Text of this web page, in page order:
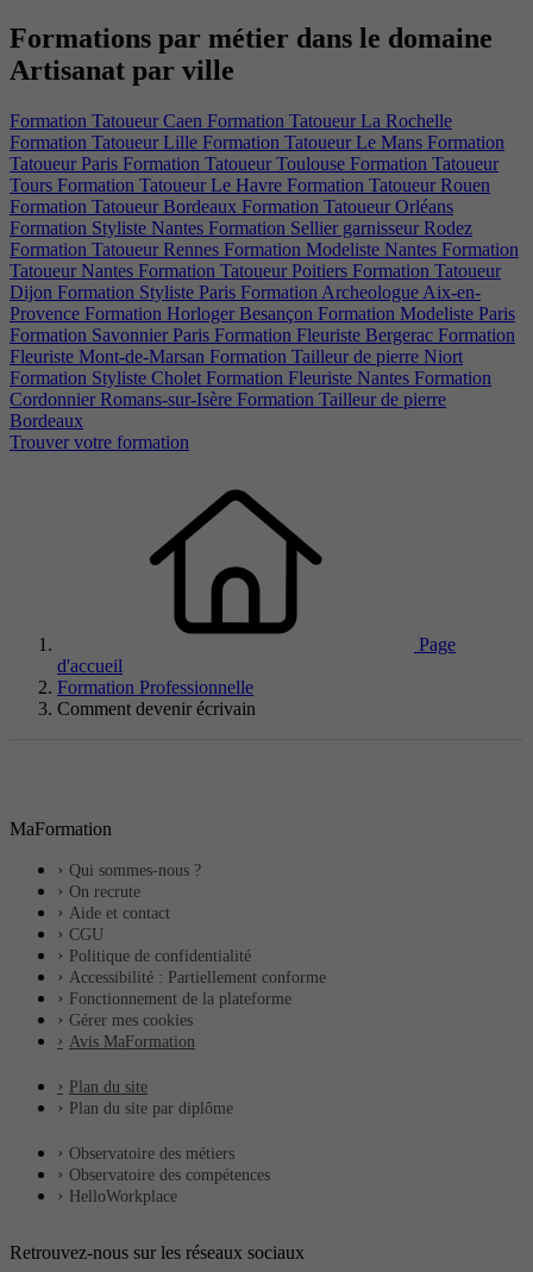
Formations par métier dans le domaine
Artisanat par ville​
Formation Tatoueur Caen Formation Tatoueur La Rochelle
Formation Tatoueur Lille Formation Tatoueur Le Mans Formation
Tatoueur Paris Formation Tatoueur Toulouse Formation Tatoueur
Tours Formation Tatoueur Le Havre Formation Tatoueur Rouen
Formation Tatoueur Bordeaux Formation Tatoueur Orléans
Formation Styliste Nantes Formation Sellier garnisseur Rodez
Formation Tatoueur Rennes Formation Modeliste Nantes Formation
Tatoueur Nantes Formation Tatoueur Poitiers Formation Tatoueur
Dijon Formation Styliste Paris Formation Archeologue Aix-en-
Provence Formation Horloger Besançon Formation Modeliste Paris
Formation Savonnier Paris Formation Fleuriste Bergerac Formation
Fleuriste Mont-de-Marsan Formation Tailleur de pierre Niort
Formation Styliste Cholet Formation Fleuriste Nantes Formation
Cordonnier Romans-sur-Isère Formation Tailleur de pierre
Bordeaux
Trouver votre formation
Page
d'accueil
Formation Professionnelle
Comment devenir écrivain
MaFormation
Qui sommes-nous ?
On recrute
Aide et contact
CGU
Politique de confidentialité
Accessibilité : Partiellement conforme
Fonctionnement de la plateforme
Gérer mes cookies
Avis MaFormation
Plan du site
Plan du site par diplôme
Observatoire des métiers
Observatoire des compétences
HelloWorkplace
Retrouvez-nous sur les réseaux sociaux